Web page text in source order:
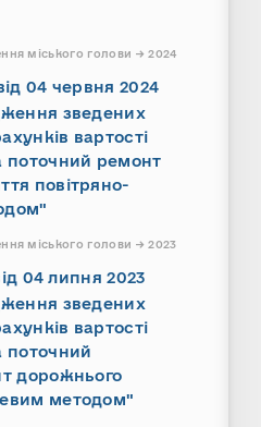
міського голови → 2024
04 червня 2024
зведених
вартості
поточний ремонт
повітряно-
міського голови → 2023
04 липня 2023
зведених
вартості
поточний
дорожнього
методом"